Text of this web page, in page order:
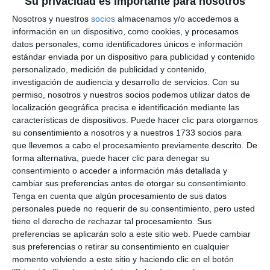
Nosotros y nuestros socios almacenamos y/o accedemos a
información en un dispositivo, como cookies, y procesamos
datos personales, como identificadores únicos e información
estándar enviada por un dispositivo para publicidad y contenido
personalizado, medición de publicidad y contenido,
investigación de audiencia y desarrollo de servicios. Con su
permiso, nosotros y nuestros socios podemos utilizar datos de
localización geográfica precisa e identificación mediante las
características de dispositivos. Puede hacer clic para otorgarnos
su consentimiento a nosotros y a nuestros 1733 socios para
que llevemos a cabo el procesamiento previamente descrito. De
forma alternativa, puede hacer clic para denegar su
consentimiento o acceder a información más detallada y
cambiar sus preferencias antes de otorgar su consentimiento.
Tenga en cuenta que algún procesamiento de sus datos
personales puede no requerir de su consentimiento, pero usted
tiene el derecho de rechazar tal procesamiento. Sus
preferencias se aplicarán solo a este sitio web. Puede cambiar
sus preferencias o retirar su consentimiento en cualquier
momento volviendo a este sitio y haciendo clic en el botón
Comparte esta noticia desde el siguiente enlace:
https://mijascom.com/?a=34949
PEÑA FLAMENCO EL GALLO